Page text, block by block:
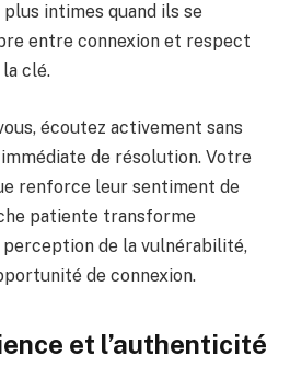
intimes quand ils se
entre connexion et respect
clé.
écoutez activement sans
de résolution. Votre
renforce leur sentiment de
patiente transforme
de la vulnérabilité,
de connexion.
et l’authenticité